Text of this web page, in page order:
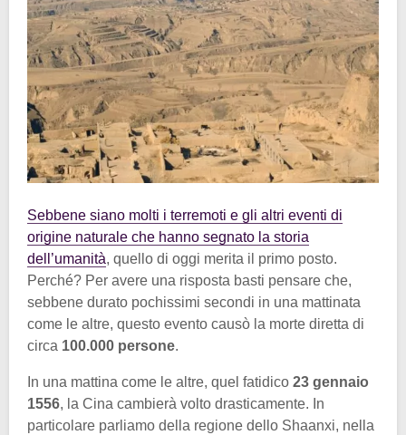
Sebbene siano molti i terremoti e gli altri eventi di
origine naturale che hanno segnato la storia
dell’umanità, quello di oggi merita il primo posto.
Perché? Per avere una risposta basti pensare che,
sebbene durato pochissimi secondi in una mattinata
come le altre, questo evento causò la morte diretta di
circa 100.000 persone.
In una mattina come le altre, quel fatidico 23 gennaio
1556, la Cina cambierà volto drasticamente. In
particolare parliamo della regione dello Shaanxi, nella